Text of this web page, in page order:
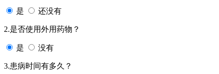
是 还没有
2.是否使用外用药物？
是 没有
3.患病时间有多久？